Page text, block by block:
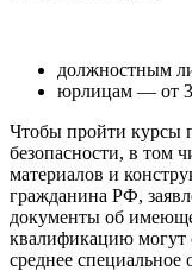
должностным
юрлицам — от
Чтобы пройти курсы
безопасности, в том
материалов и
гражданина РФ,
документы об
квалификацию
среднее специальное